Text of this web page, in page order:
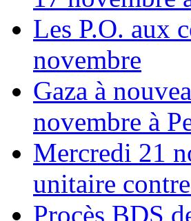
Les P.O. aux
novembre
Gaza à
novembre à
Mercredi 21
unitaire
Procès BDS